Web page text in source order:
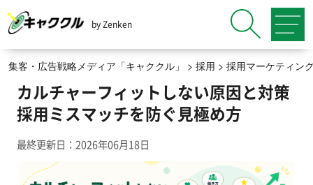
by Zenken
集客・広告戦略メディア「キャククル」 > 採用 > 採用マーケティン
カルチャーフィットしない原因と対策
採用ミスマッチを防ぐ見極め方
最終更新日：2026年06月18日